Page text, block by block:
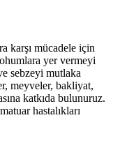
karşı mücadele için
yer vermeyi
sebzeyi mutlaka
meyveler, bakliyat,
katkıda bulunuruz.
hastalıkları